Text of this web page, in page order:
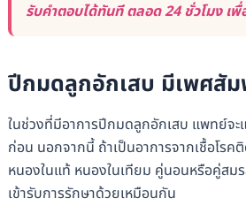
รับคำตอบได้ทันที ตลอด 24 ชั่วโมง เ
ปีกมดลูกอักเสบ มีเพศสัม
ในช่วงที่มีอาการปีกมดลูกอักเสบ แพทย์จะ
ก่อน นอกจากนี้ ถ้าเป็นอาการจากเชื้อโร
หนองในแท้ หนองในเทียม คู่นอนหรือคู่สม
เข้ารับการรักษาด้วยเหมือนกัน